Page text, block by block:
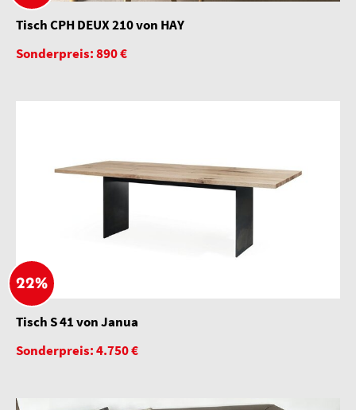
Tisch CPH DEUX 210 von HAY
Sonderpreis: 890 €
22%
Tisch S 41 von Janua
Sonderpreis: 4.750 €